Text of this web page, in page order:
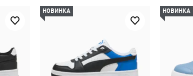
НОВИНКА НОВИНКА